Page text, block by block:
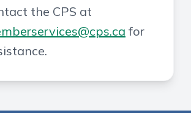
the CPS at
for